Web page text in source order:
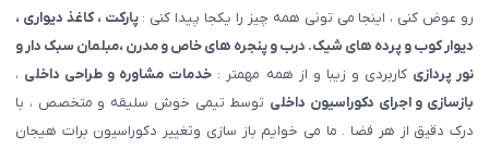
رو عوض کنی ، اینجا می تونی همه چیز را یکجا پیدا کنی :پارکت ، کاغذ دیواری ،
دیوار کوب و پرده های شیک. درب و پنجره های خاص و مدرن ،مبلمان سبک دار و
نور پردازی کاربردی و زیبا و از همه مهمتر : خدمات مشاوره و طراحی داخلی ،
بازسازی و اجرای دکوراسیون داخلی توسط تیمی خوش سلیقه و متخصص ، با
درک دقیق از هر فضا . ما می خوایم باز سازی وتغییر دکوراسیون برات هیجان